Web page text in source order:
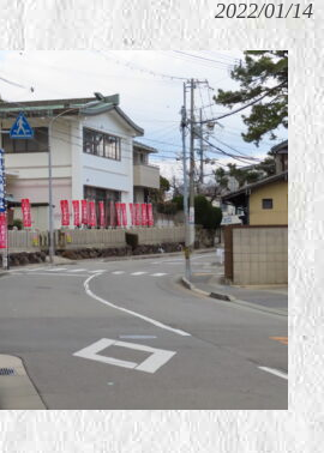
2022/01/14